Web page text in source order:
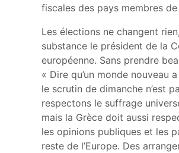
fiscales des pays membres de
Les élections ne changent
substance le président de la
européenne. Sans prendre
« Dire qu’un monde nouveau
le scrutin de dimanche n’est
respectons le suffrage
mais la Grèce doit aussi
les opinions publiques et les
reste de l’Europe. Des